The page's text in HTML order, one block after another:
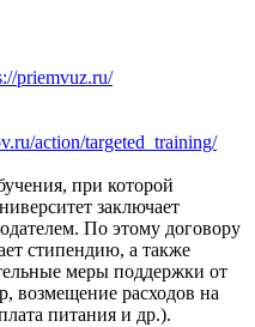
priemvuz.ru/
action/targeted_training/
при которой
заключает
По этому договору
стипендию, а также
меры поддержки от
возмещение расходов на
питания и др.).